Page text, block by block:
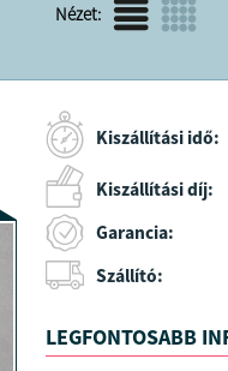
Nézet:
Kiszállítási idő:
Kiszállítási díj:
Garancia:
Szállító:
LEGFONTOSABB